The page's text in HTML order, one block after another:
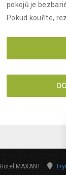
pokojů je
Pokud kouříte,
Hotel MAXANT